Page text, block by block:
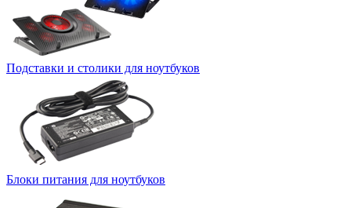
Подставки и столики для ноутбуков
Блоки питания для ноутбуков